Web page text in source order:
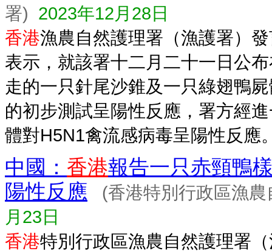
署) 2023年12月28日
香港漁農自然護理署（漁護署）
表示，就該署十二月二十一日公
走的一只針尾沙錐及一只綠翅鴨
的初步測試呈陽性反應，署方經
體對H5N1禽流感病毒呈陽性反應
中國： 香港報告一只赤頸鴨
陽性反應
(香港特別行政區漁
月23日
香港特別行政區漁農自然護理署